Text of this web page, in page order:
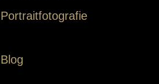
Portraitfotografie
Blog